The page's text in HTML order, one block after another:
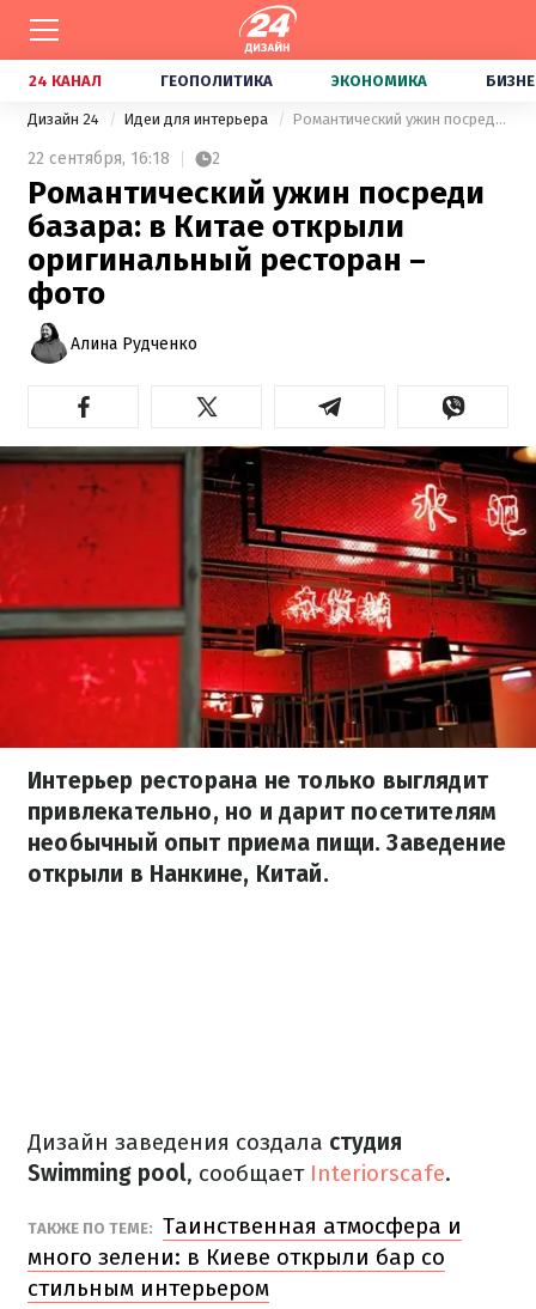
24 КАНАЛ ГЕОПОЛИТИКА ЭКОНОМИКА
Дизайн 24 Идеи для интерьера Романтический ужин посреди базара: в Китае открыли оригинальный ресторан – фото
22 сентября, 16:18 2
Романтический ужин посреди
базара: в Китае открыли
оригинальный ресторан –
фото
Алина Рудченко
Интерьер ресторана не только выглядит
привлекательно, но и дарит посетителям
необычный опыт приема пищи. Заведение
открыли в Нанкине, Китай.
Дизайн заведения создала студия
Swimming pool, сообщает Interiorscafe.
ТАКЖЕ ПО ТЕМЕ: Таинственная атмосфера и
много зелени: в Киеве открыли бар со
стильным интерьером